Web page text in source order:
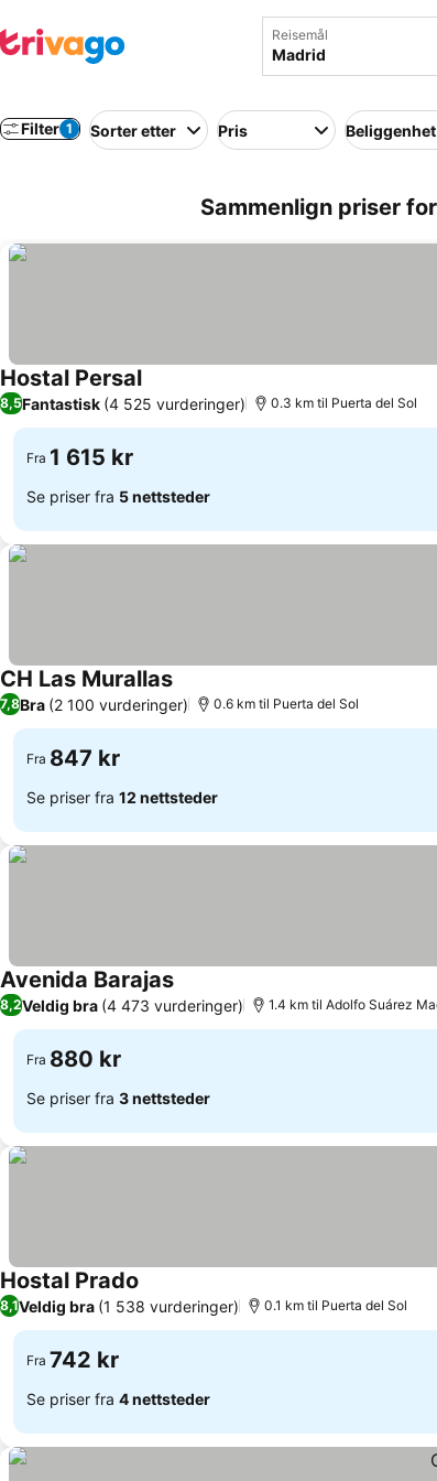
Reisemål
Filter 1 Sorter etter Pris Beliggenhet
Sammenlign priser
Hostal PersalSe priser
8,5Fantastisk (4 525 vurderinger) 0.3 km til Puerta del Sol
Fra 1 615 kr
Se priser fra 5 nettsteder
CH Las MurallasSe priser
7,8Bra (2 100 vurderinger) 0.6 km til Puerta del Sol
Fra 847 kr
Se priser fra 12 nettsteder
Avenida BarajasSe priser
8,2Veldig bra (4 473 vurderinger) 1.4 km til Adolfo Suárez
Fra 880 kr
Se priser fra 3 nettsteder
Hostal Prado
8,1Veldig bra (1 538 vurderinger) 0.1 km til Puerta del Sol
Fra 742 kr
Se priser fra 4 nettsteder